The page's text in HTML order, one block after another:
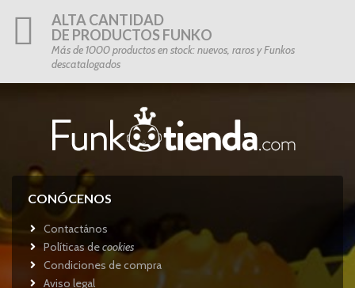
ALTA CANTIDAD
DE PRODUCTOS FUNKO
Más de 1000 productos en stock: nuevos, raros y Funkos
descatalogados
CONÓCENOS
Contactános
Políticas decookies
Condiciones de compra
Aviso legal